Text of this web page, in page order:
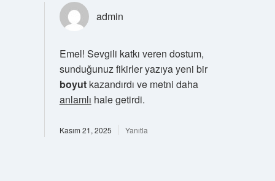
admin
Emel! Sevgili katkı veren dostum,
sunduğunuz fikirler yazıya yeni bir
boyutkazandırdı ve metni daha
anlamlı hale getirdi.
Kasım 21, 2025 Yanıtla